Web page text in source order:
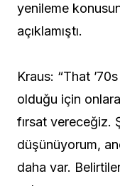
yenileme
açıklamıştı.
Kraus: “That
olduğu için
fırsat vereceğiz.
düşünüyorum,
daha var.